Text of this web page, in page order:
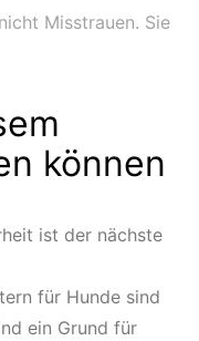
Misstrauen. Sie
können
ist der nächste
für Hunde sind
ein Grund für